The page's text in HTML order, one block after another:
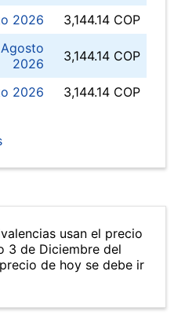
2026
3,144.14 COP
2026
3,144.14 COP
2026 3,144.14 COP
usan el precio
3 de Diciembre del
de hoy se debe ir